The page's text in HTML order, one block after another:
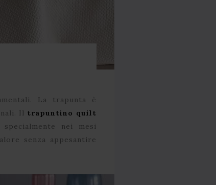
La trapunta è
Il trapuntino quilt
nei mesi
senza appesantire